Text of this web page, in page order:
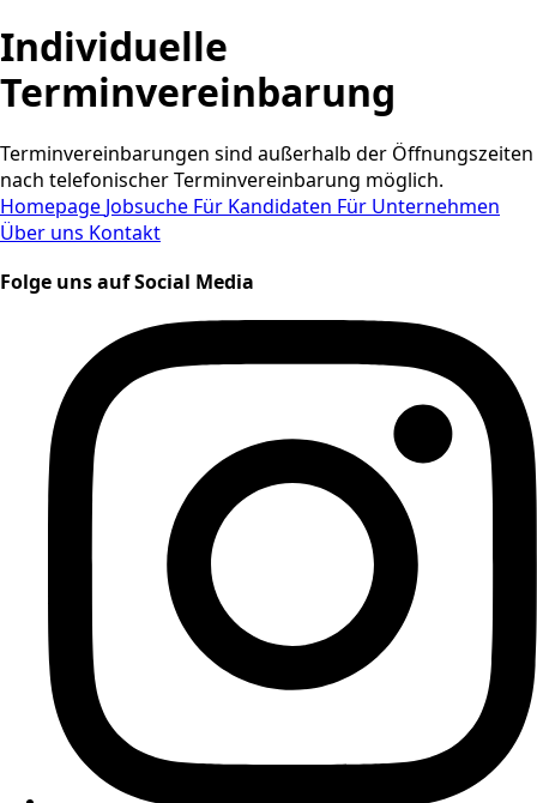
Individuelle
Terminvereinbarung
Terminvereinbarungen sind außerhalb der Öffnungszeiten
nach telefonischer Terminvereinbarung möglich.
Homepage Jobsuche Für Kandidaten Für Unternehmen
Über uns Kontakt
Folge uns auf Social Media